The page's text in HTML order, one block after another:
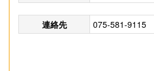
連絡先 075-581-9115